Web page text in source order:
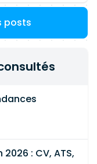
posts
: CV, ATS,